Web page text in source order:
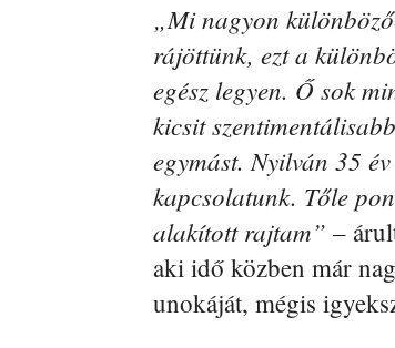
„Mi nagyon
rájöttünk, ezt a
egész legyen. Ő sok
kicsit
egymást. Nyilván 35
kapcsolatunk. Tőle
alakított rajtam” –
aki idő közben már
unokáját, mégis